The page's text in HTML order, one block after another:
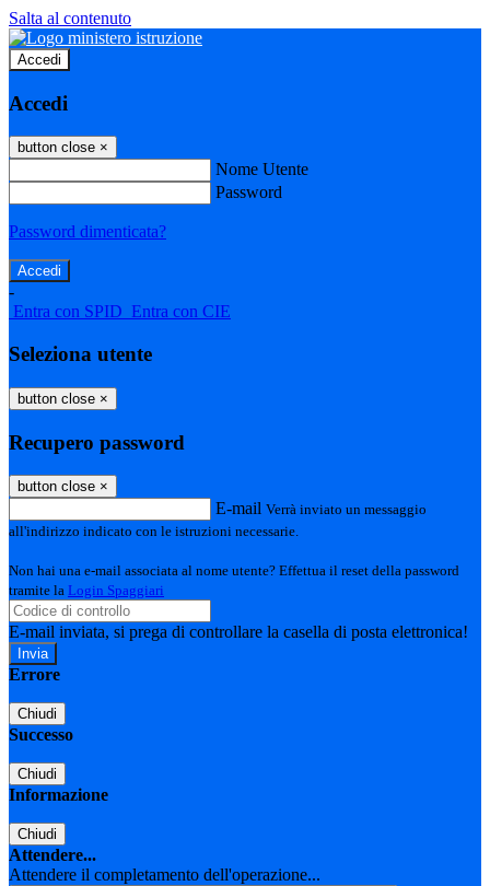
Salta al contenuto
Accedi
Accedi
button close ×
Nome Utente
Password
Password dimenticata?
-
Entra con SPID Entra con CIE
Seleziona utente
button close ×
Recupero password
button close ×
E-mail Verrà inviato un messaggio
all'indirizzo indicato con le istruzioni necessarie.
Non hai una e-mail associata al nome utente? Effettua il reset della password
tramite la Login Spaggiari
E-mail inviata, si prega di controllare la casella di posta elettronica!
Errore
Chiudi
Successo
Chiudi
Informazione
Chiudi
Attendere...
Attendere il completamento dell'operazione...